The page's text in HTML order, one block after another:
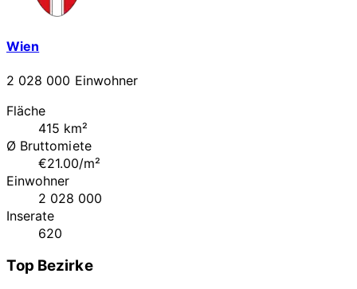
Wien
2 028 000 Einwohner
Fläche
415 km²
Ø Bruttomiete
€21.00/m²
Einwohner
2 028 000
Inserate
620
Top Bezirke